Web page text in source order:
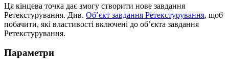
Ця кінцева точка дає змогу створити нове завдання
Ретекстурування. Див. Об’єкт завдання Ретекстурування, щоб
побачити, які властивості включені до об’єкта завдання
Ретекстурування.
Параметри